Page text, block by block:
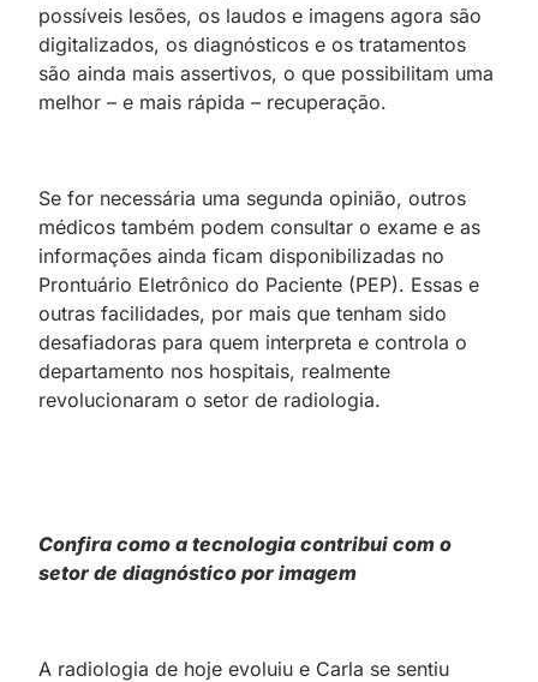
possíveis lesões, os laudos e imagens agora são
digitalizados, os diagnósticos e os tratamentos
são ainda mais assertivos, o que possibilitam uma
melhor – e mais rápida – recuperação.
Se for necessária uma segunda opinião, outros
médicos também podem consultar o exame e as
informações ainda ficam disponibilizadas no
Prontuário Eletrônico do Paciente (PEP). Essas e
outras facilidades, por mais que tenham sido
desafiadoras para quem interpreta e controla o
departamento nos hospitais, realmente
revolucionaram o setor de radiologia.
Confira como a tecnologia contribui com o
setor de diagnóstico por imagem
A radiologia de hoje evoluiu e Carla se sentiu